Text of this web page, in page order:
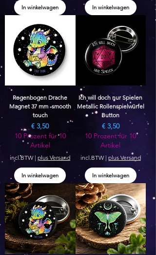
In winkelwagen In winkelwagen
Regenbogen Drache
Magnet 37 mm -smooth
touch
Prijs
€ 3,50
10 Prozent für 10
Artikel
incl.BTW |plus Versand
In winkelwagen
Ich will doch nur Spielen
Metallic Rollenspielwürfel
Button
Prijs
€ 3,50
10 Prozent für 10
Artikel
incl.BTW | plus Versand
In winkelwagen